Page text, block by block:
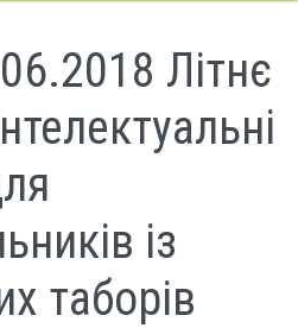
Літнє
із
таборів